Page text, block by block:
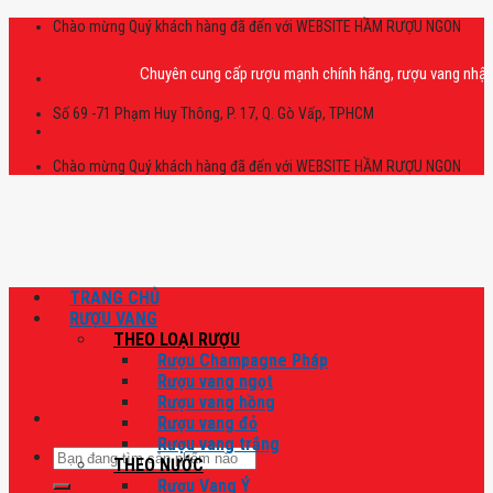
Skip
Chào mừng Quý khách hàng đã đến với WEBSITE HẦM RƯỢU NGON
Chuyên cung cấp rượu mạnh chính hãng, rượu vang nhập
Số 69 -71 Phạm Huy Thông, P. 17, Q. Gò Vấp, TPHCM
Chào mừng Quý khách hàng đã đến với WEBSITE HẦM RƯỢU NGON
Tìm
kiếm:
TRANG CHỦ
RƯỢU VANG
THEO LOẠI RƯỢU
Rượu Champagne Pháp
Rượu vang ngọt
Rượu vang hồng
Rượu vang đỏ
Rượu vang trắng
THEO NƯỚC
Rượu Vang Ý